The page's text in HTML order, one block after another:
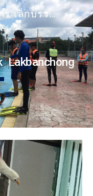
Skip to navigation
ผู้ช่วยศาสตราจารย์ธรรมจักร เล็กบรรจง
Lakbanchong